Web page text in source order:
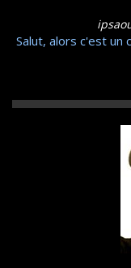
Salut, alors c'est un